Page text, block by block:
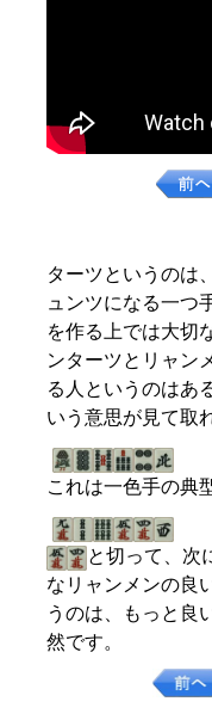
ターツというのは、
ュンツになる一つ
を作る上では大切
ンターツとリャン
る人というのはあ
いう意思が見て取
これは一色手の典
と切って、次
なリャンメンの良
うのは、もっと良
然です。